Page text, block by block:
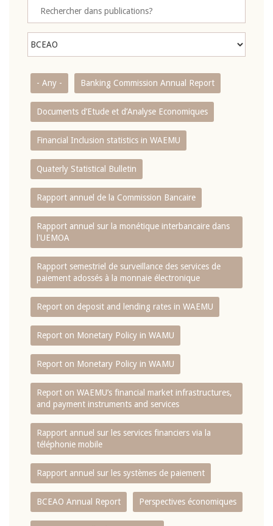
- Any - Banking Commission Annual Report
Documents d’Etude et d’Analyse Economiques
Financial Inclusion statistics in WAEMU
Quaterly Statistical Bulletin
Rapport annuel de la Commission Bancaire
Rapport annuel sur la monétique interbancaire dans
l'UEMOA
Rapport semestriel de surveillance des services de
paiement adossés à la monnaie électronique
Report on deposit and lending rates in WAEMU
Report on Monetary Policy in WAMU
Report on Monetary Policy in WAMU
Report on WAEMU’s financial market infrastructures,
and payment instruments and services
Rapport annuel sur les services financiers via la
téléphonie mobile
Rapport annuel sur les systèmes de paiement
BCEAO Annual Report Perspectives économiques